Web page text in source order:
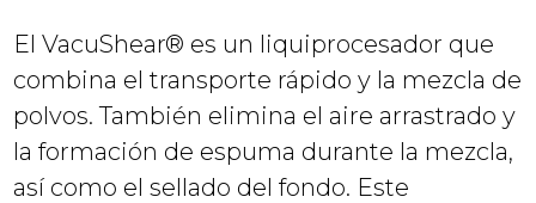
El VacuShear® es un liquiprocesador que
combina el transporte rápido y la mezcla de
polvos. También elimina el aire arrastrado y
la formación de espuma durante la mezcla,
así como el sellado del fondo. Este